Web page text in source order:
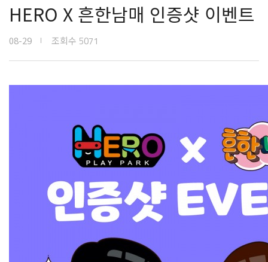
HERO X 흔한남매 인증샷 이벤트
08-29 조회수 5071